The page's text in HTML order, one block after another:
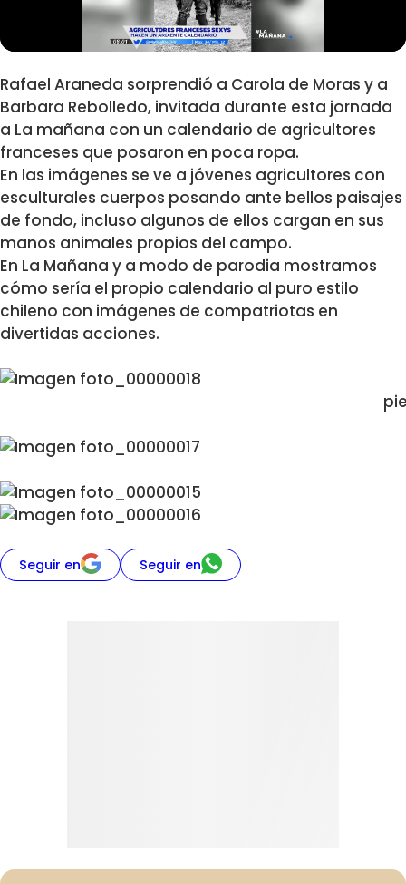
Rafael Araneda sorprendió a Carola de Moras y a
Barbara Rebolledo, invitada durante esta jornada
a La mañana con un calendario de agricultores
franceses que posaron en poca ropa.
En las imágenes se ve a jóvenes agricultores con
esculturales cuerpos posando ante bellos paisajes
de fondo, incluso algunos de ellos cargan en sus
manos animales propios del campo.
En La Mañana y a modo de parodia mostramos
cómo sería el propio calendario al puro estilo
chileno con imágenes de compatriotas en
divertidas acciones.
Seguir en Seguir en